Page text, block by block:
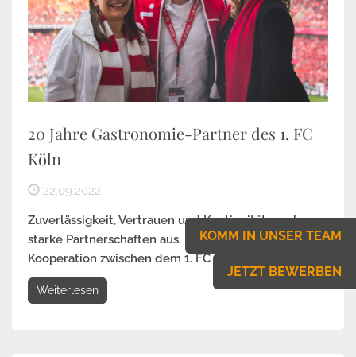
20 Jahre Gastronomie-Partner des 1. FC
Köln
22.09.2022
Zuverlässigkeit, Vertrauen und Kontinuität machen
starke Partnerschaften aus. Das gilt auch für die
Kooperation zwischen dem 1. FC Köln und dem...
Weiterlesen
KOMM IN UNSER TEAM
JETZT BEWERBEN